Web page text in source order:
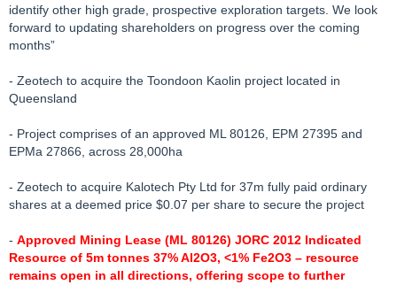
identify other high grade, prospective exploration targets. We look
forward to updating shareholders on progress over the coming
months”
- Zeotech to acquire the Toondoon Kaolin project located in
Queensland
- Project comprises of an approved ML 80126, EPM 27395 and
EPMa 27866, across 28,000ha
- Zeotech to acquire Kalotech Pty Ltd for 37m fully paid ordinary
shares at a deemed price $0.07 per share to secure the project
- Approved Mining Lease (ML 80126) JORC 2012 Indicated
Resource of 5m tonnes 37% Al2O3, <1% Fe2O3 – resource
remains open in all directions, offering scope to further